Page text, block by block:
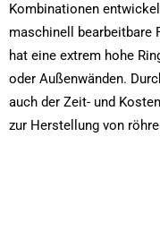
Kombinationen
maschinell bearbeitbare
hat eine extrem hohe
oder Außenwänden.
auch der Zeit- und
zur Herstellung von